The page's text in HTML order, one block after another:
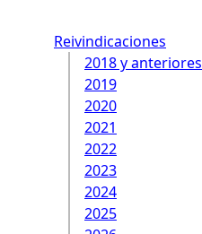
Reivindicaciones
2018 y anteriores
2019
2020
2021
2022
2023
2024
2025